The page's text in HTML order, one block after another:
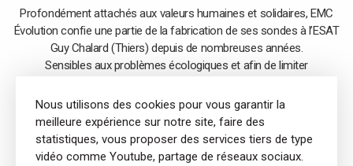
Profondément attachés aux valeurs humaines et solidaires, EMC
Évolution confie une partie de la fabrication de ses sondes à l’ESAT
Guy Chalard (Thiers) depuis de nombreuses années.
Sensibles aux problèmes écologiques et afin de limiter
nos fournisseurs pour la qualité de leurs produits mais aussi pour
leur proximité.
Nous utilisons des cookies pour vous garantir la
meilleure expérience sur notre site, faire des
statistiques, vous proposer des services tiers de type
vidéo comme Youtube, partage de réseaux sociaux.